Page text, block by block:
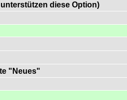
diese Option)
"Neues"